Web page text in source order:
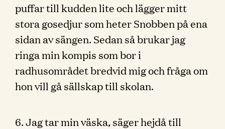
puffar till kudden lite och lägger mitt
stora gosedjur som heter Snobben på ena
sidan av sängen. Sedan så brukar jag
ringa min kompis som bor i
radhusområdet bredvid mig och fråga om
hon vill gå sällskap till skolan.
6. Jag tar min väska, säger hejdå till